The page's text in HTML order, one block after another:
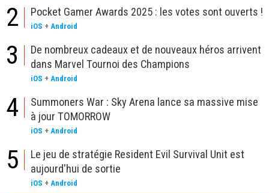
2 Pocket Gamer Awards 2025 : les votes sont ouverts !
iOS + Android
3
De nombreux cadeaux et de nouveaux héros arrivent
dans Marvel Tournoi des Champions
iOS + Android
4
Summoners War : Sky Arena lance sa massive mise
à jour TOMORROW
iOS + Android
5
Le jeu de stratégie Resident Evil Survival Unit est
aujourd'hui de sortie
iOS + Android